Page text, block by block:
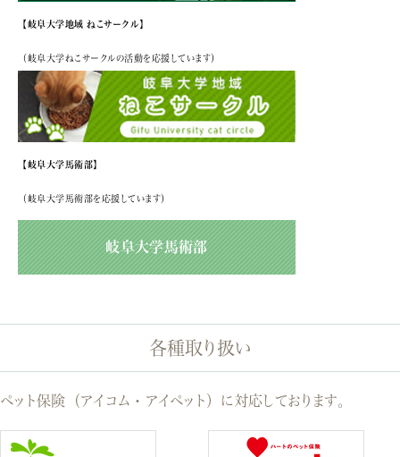
【岐阜大学地域 ねこサークル】
（岐阜大学ねこサークルの活動を応援しています）
【岐阜大学馬術部】
（岐阜大学馬術部を応援しています）
岐阜大学馬術部
各種取り扱い
ペット保険（アイコム・アイペット）に対応しております。